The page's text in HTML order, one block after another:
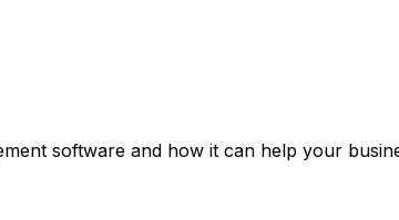
software and how it can help your